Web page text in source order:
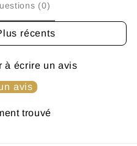
(0)
REVIEWS BY
à écrire un avis
avis
trouvé